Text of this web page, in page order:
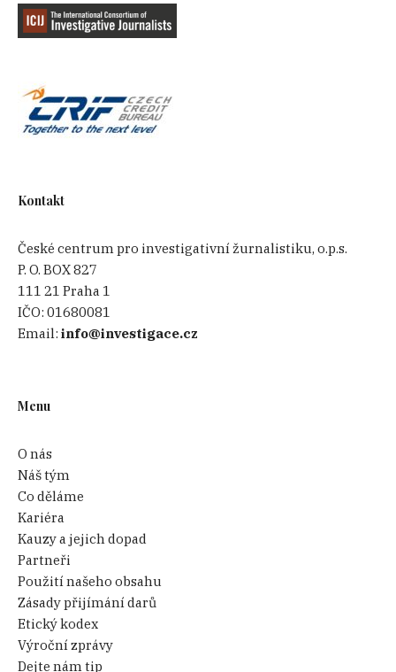
Kontakt
České centrum pro investigativní žurnalistiku, o.p.s.
P. O. BOX 827
111 21 Praha 1
IČO:01680081
Email:info@investigace.cz
Menu
O nás
Náš tým
Co děláme
Kariéra
Kauzy a jejich dopad
Partneři
Použití našeho obsahu
Zásady přijímání darů
Etický kodex
Výroční zprávy
Dejte nám tip